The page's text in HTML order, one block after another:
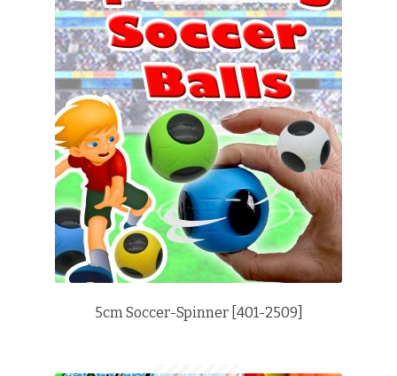
5cm Soccer-Spinner [401-2509]